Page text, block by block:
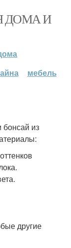
ДОМА И
мебель
бонсай из
другие